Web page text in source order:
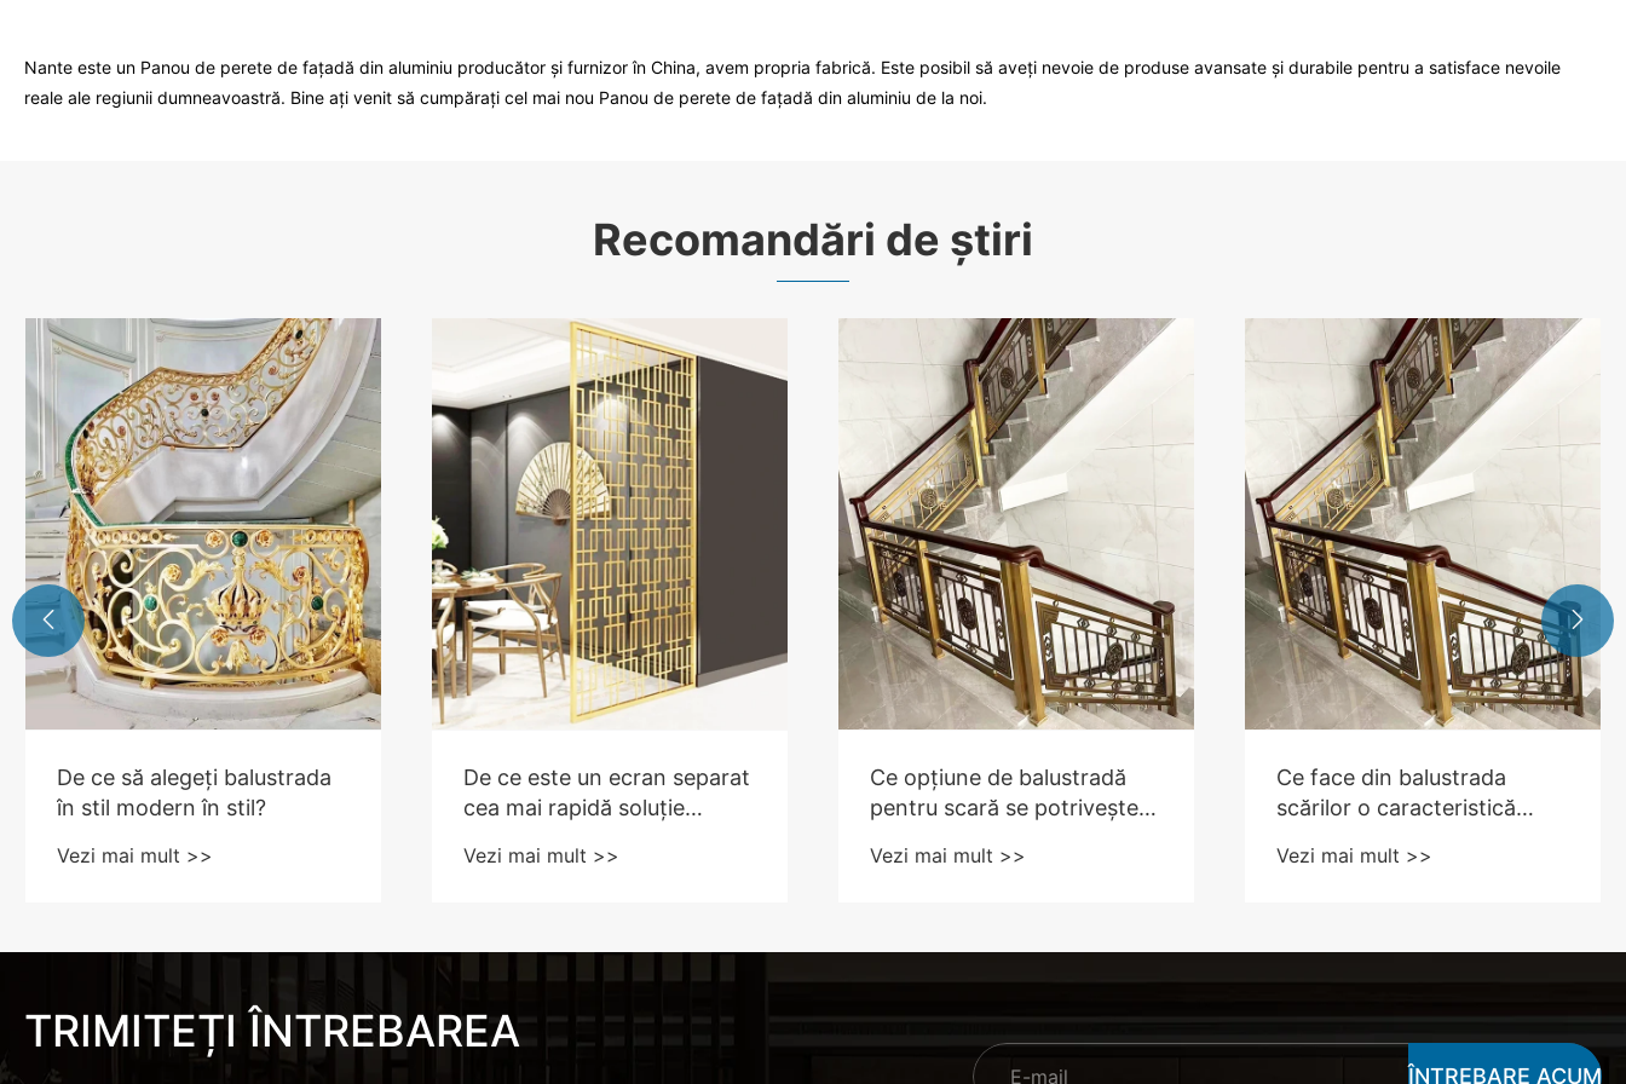
Nante este un Panou de perete de fațadă din aluminiu producător și furnizor în China, avem propria fabrică. Este posibil să aveți nevoie de produse avansate și durabile pentru a satisface nevoile
reale ale regiunii dumneavoastră. Bine ați venit să cumpărați cel mai nou Panou de perete de fațadă din aluminiu de la noi.
Recomandări de știri
De ce să alegeți balustrada
în stil modern în stil?
Vezi mai mult >>
De ce este un ecran separat
cea mai rapidă soluție
confidențialitate și aspect?
Vezi mai mult >>
Ce opțiune de balustradă
pentru scară se potrivește
Vezi mai mult >>
Ce face din balustrada
scărilor o caracteristică
moderne?
Vezi mai mult >>
 
TRIMITEȚI ÎNTREBAREA
ÎNTREBARE ACUM